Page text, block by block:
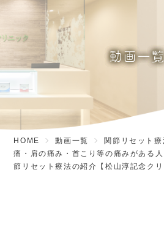
動画一
HOME 動画一覧 関節リセット療
痛・肩の痛み・首こり等の痛みがある
節リセット療法の紹介【松山淳記念クリ